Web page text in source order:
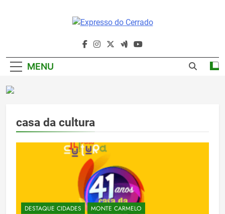
Expresso Do
Cerrado
MENU
casa da cultura
DESTAQUE CIDADES MONTE CARMELO